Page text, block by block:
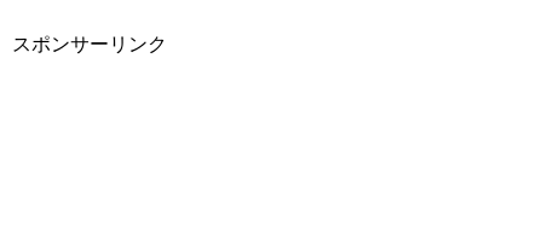
スポンサーリンク